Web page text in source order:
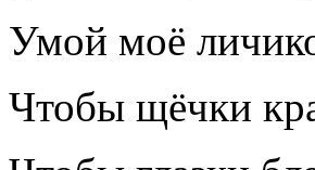
Умой моё
Чтобы